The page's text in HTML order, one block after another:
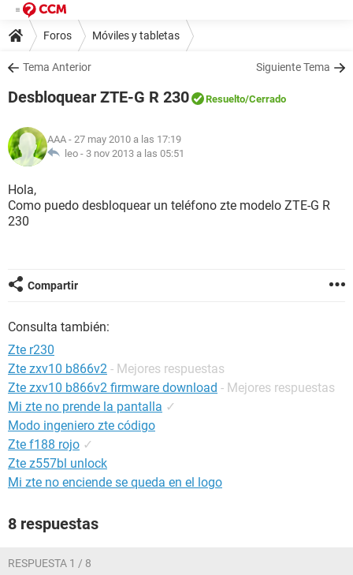
Foros Móviles y tabletas
Tema Anterior Siguiente Tema
Desbloquear ZTE-G R 230 Resuelto/Cerrado
AAA - 27 may 2010 a las 17:19
leo - 3 nov 2013 a las 05:51
Hola,
Como puedo desbloquear un teléfono zte modelo ZTE-G R
230
Compartir
Consulta también:
Zte r230
Zte zxv10 b866v2 - Mejores respuestas
Zte zxv10 b866v2 firmware download - Mejores respuestas
Mi zte no prende la pantalla ✓
Modo ingeniero zte código
Zte f188 rojo ✓
Zte z557bl unlock
Mi zte no enciende se queda en el logo
8 respuestas
RESPUESTA 1 / 8